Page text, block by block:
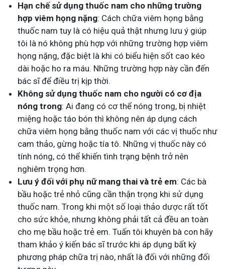
Hạn chế sử dụng thuốc nam cho những trường
hợp viêm họng nặng: Cách chữa viêm họng bằng
thuốc nam tuy là có hiệu quả thật nhưng lưu ý giúp
tôi là nó không phù hợp với những trường hợp viêm
họng nặng, đặc biệt là khi có biểu hiện sốt cao kéo
dài hoặc ho ra máu. Những trường hợp này cần đến
bác sĩ để điều trị kịp thời.
Không sử dụng thuốc nam cho người có cơ địa
nóng trong: Ai đang có cơ thể nóng trong, bị nhiệt
miệng hoặc táo bón thì không nên áp dụng cách
chữa viêm họng bằng thuốc nam với các vị thuốc như
cam thảo, gừng hoặc tía tô. Những vị thuốc này có
tính nóng, có thể khiến tình trạng bệnh trở nên
nghiêm trọng hơn.
Lưu ý đối với phụ nữ mang thai và trẻ em: Các bà
bầu hoặc trẻ nhỏ cũng cần thận trọng khi sử dụng
thuốc nam. Trong khi một số loại thảo dược rất tốt
cho sức khỏe, nhưng không phải tất cả đều an toàn
cho mẹ bầu hoặc trẻ em. Tuấn tôi khuyên bà con hãy
tham khảo ý kiến bác sĩ trước khi áp dụng bất kỳ
phương pháp chữa trị nào, nhất là đối với những đối